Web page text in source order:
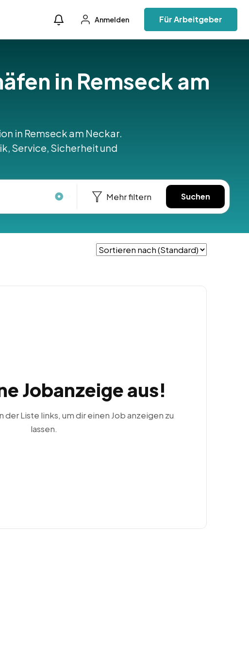
Anmelden Für Arbeitgeber
in Remseck am
in Remseck am Neckar.
Service, Sicherheit und
Mehr filtern Suchen
Jobanzeige aus!
der Liste links, um dir einen Job anzeigen zu
lassen.